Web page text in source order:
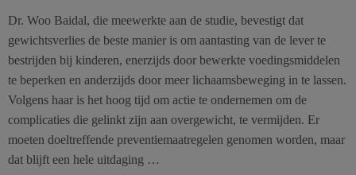
Dr. Woo Baidal, die meewerkte aan de studie, bevestigt dat
gewichtsverlies de beste manier is om aantasting van de lever te
bestrijden bij kinderen, enerzijds door bewerkte voedingsmiddelen
te beperken en anderzijds door meer lichaamsbeweging in te lassen.
Volgens haar is het hoog tijd om actie te ondernemen om de
complicaties die gelinkt zijn aan overgewicht, te vermijden. Er
moeten doeltreffende preventiemaatregelen genomen worden, maar
dat blijft een hele uitdaging …